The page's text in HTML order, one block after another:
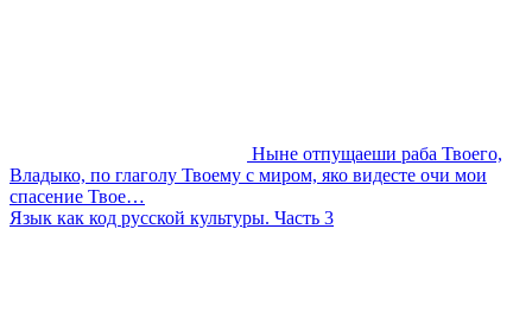
Ныне отпущаеши раба Твоего,
Владыко, по глаголу Твоему с миром, яко видесте очи мои
спасение Твое…
Язык как код русской культуры. Часть 3